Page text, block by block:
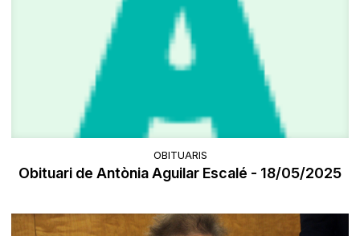
OBITUARIS
Obituari de Antònia Aguilar Escalé - 18/05/2025